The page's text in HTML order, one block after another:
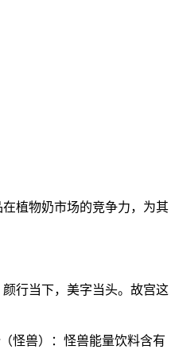
植物奶市场的竞争力，为其
行当下，美字当头。故宫这
怪兽）：怪兽能量饮料含有